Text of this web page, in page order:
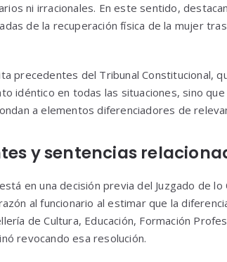
ni irracionales. En este sentido,
de la recuperación física de la mujer
precedentes del Tribunal Constitucional,
idéntico en todas las situaciones, sino
a elementos diferenciadores de
y sentencias
en una decisión previa del Juzgado de
al funcionario al estimar que la
de Cultura, Educación, Formación
revocando esa resolución.